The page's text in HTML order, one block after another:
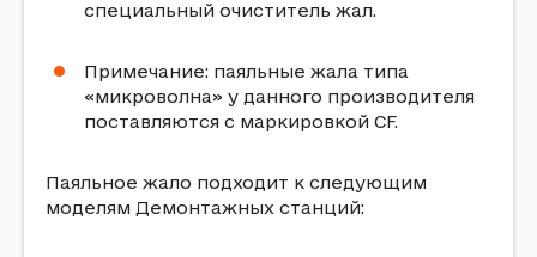
специальный очиститель жал.
Примечание: паяльные жала типа
«микроволна» у данного производителя
поставляются с маркировкой CF.
Паяльное жало подходит к следующим
моделям Демонтажных станций: